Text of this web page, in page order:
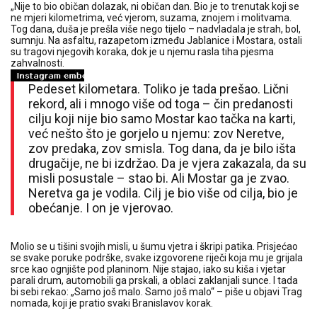
„Nije to bio običan dolazak, ni običan dan. Bio je to trenutak koji se
ne mjeri kilometrima, već vjerom, suzama, znojem i molitvama.
Tog dana, duša je prešla više nego tijelo – nadvladala je strah, bol,
sumnju. Na asfaltu, razapetom između Jablanice i Mostara, ostali
su tragovi njegovih koraka, dok je u njemu rasla tiha pjesma
zahvalnosti.
Pedeset kilometara. Toliko je tada prešao. Lični
rekord, ali i mnogo više od toga – čin predanosti
cilju koji nije bio samo Mostar kao tačka na karti,
već nešto što je gorjelo u njemu: zov Neretve,
zov predaka, zov smisla. Tog dana, da je bilo išta
drugačije, ne bi izdržao. Da je vjera zakazala, da su
misli posustale – stao bi. Ali Mostar ga je zvao.
Neretva ga je vodila. Cilj je bio više od cilja, bio je
obećanje. I on je vjerovao.
Molio se u tišini svojih misli, u šumu vjetra i škripi patika. Prisjećao
se svake poruke podrške, svake izgovorene riječi koja mu je grijala
srce kao ognjište pod planinom. Nije stajao, iako su kiša i vjetar
parali drum, automobili ga prskali, a oblaci zaklanjali sunce. I tada
bi sebi rekao: „Samo još malo. Samo još malo“ – piše u objavi Trag
nomada, koji je pratio svaki Branislavov korak.